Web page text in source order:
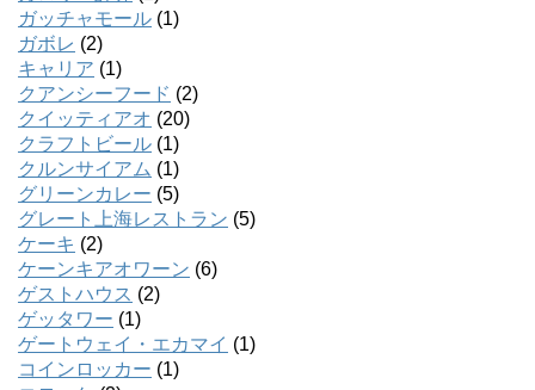
ガッチャモール (1)
ガボレ (2)
キャリア (1)
クアンシーフード (2)
クイッティアオ (20)
クラフトビール (1)
クルンサイアム (1)
グリーンカレー (5)
グレート上海レストラン (5)
ケーキ (2)
ケーンキアオワーン (6)
ゲストハウス (2)
ゲッタワー (1)
ゲートウェイ・エカマイ (1)
コインロッカー (1)